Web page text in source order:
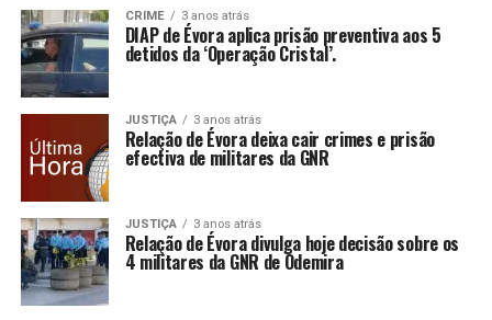
CRIME 3 anos atrás
DIAP de Évora aplica prisão preventiva aos 5
detidos da ‘Operação Cristal’.
JUSTIÇA 3 anos atrás
Relação de Évora deixa cair crimes e prisão
efectiva de militares da GNR
JUSTIÇA 3 anos atrás
Relação de Évora divulga hoje decisão sobre os
4 militares da GNR de Odemira